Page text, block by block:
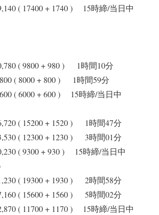
( 17400 + 1740 ) 15時締/当日中
( 9800 + 980 ) 1時間10分
( 8000 + 800 ) 1時間59分
( 6000 + 600 ) 15時締/当日中
( 15200 + 1520 ) 1時間47分
( 12300 + 1230 ) 3時間01分
( 9300 + 930 ) 15時締/当日中
( 19300 + 1930 ) 2時間58分
( 15600 + 1560 ) 5時間02分
( 11700 + 1170 ) 15時締/当日中